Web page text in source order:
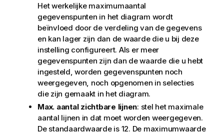
Het werkelijke maximumaantal
gegevenspunten in het diagram wordt
beïnvloed door de verdeling van de gegevens
en kan lager zijn dan de waarde die u bij deze
instelling configureert. Als er meer
gegevenspunten zijn dan de waarde die u hebt
ingesteld, worden gegevenspunten noch
weergegeven, noch opgenomen in selecties
die zijn gemaakt in het diagram.
Max. aantal zichtbare lijnen: stel het maximale
aantal lijnen in dat moet worden weergegeven.
De standaardwaarde is 12. De maximumwaarde